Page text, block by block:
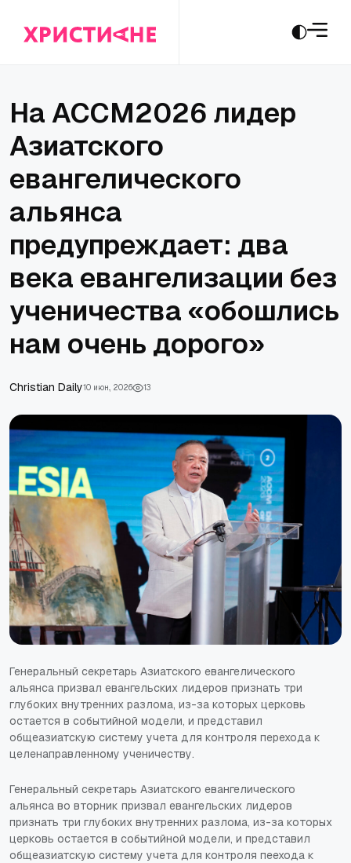
На ACCM2026 лидер
Азиатского
евангелического
альянса
предупреждает: два
века евангелизации без
ученичества «обошлись
нам очень дорого»
Christian Daily10 июн., 2026 13
Генеральный секретарь Азиатского евангелического
альянса призвал евангельских лидеров признать три
глубоких внутренних разлома, из-за которых церковь
остается в событийной модели, и представил
общеазиатскую систему учета для контроля перехода к
целенаправленному ученичеству.
Генеральный секретарь Азиатского евангелического
альянса во вторник призвал евангельских лидеров
признать три глубоких внутренних разлома, из-за которых
церковь остается в событийной модели, и представил
общеазиатскую систему учета для контроля пеехода к